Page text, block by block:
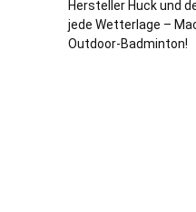
Hersteller Huck und
jede Wetterlage –
Outdoor-Badminton!